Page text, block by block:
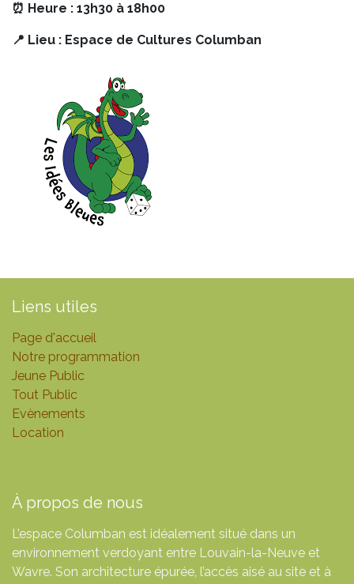
⏰ Heure : 13h30 à 18h00
📍 Lieu : Espace de Cultures Columban
Liens utiles
Page d'accueil
Notre programmation
Jeune Public
Tout Public
Evènements
Location
À propos de nous
L’espace Columban est idéalement situé dans un
environnement verdoyant entre Louvain-la-Neuve et
Wavre. Son architecture épurée, l’accès aisé au site et à